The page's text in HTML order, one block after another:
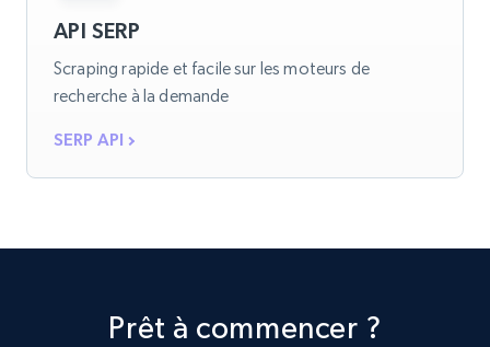
API SERP
Scraping rapide et facile sur les moteurs de
recherche à la demande
SERP API
Prêt à commencer ?